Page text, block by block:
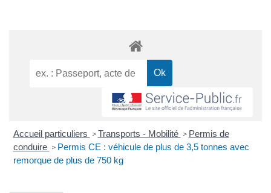
Accueil particuliers > Transports - Mobilité > Permis de
conduire > Permis CE : véhicule de plus de 3,5 tonnes avec
remorque de plus de 750 kg